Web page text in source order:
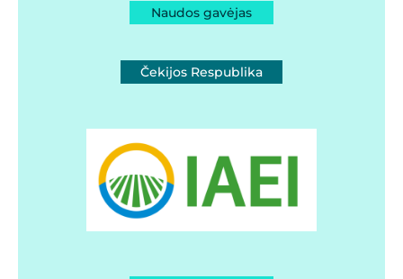
Naudos gavėjas
Čekijos Respublika